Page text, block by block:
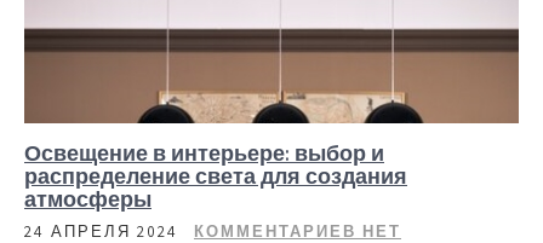
Освещение в интерьере: выбор и
распределение света для создания
атмосферы
24 АПРЕЛЯ 2024 КОММЕНТАРИЕВ НЕТ